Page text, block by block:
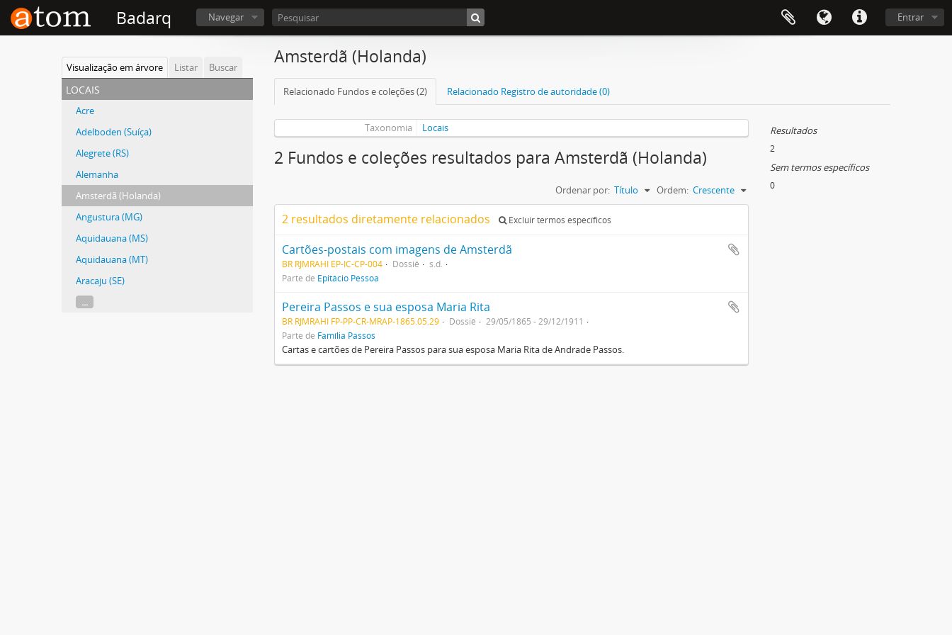
Badarq Navegar Entrar
Visualização em árvore Listar Buscar
locais
Acre
Adelboden (Suíça)
Alegrete (RS)
Alemanha
Amsterdã (Holanda)
Angustura (MG)
Aquidauana (MS)
Aquidauana (MT)
Aracaju (SE)
...
Amsterdã (Holanda)
Relacionado Fundos e coleções (2) Relacionado Registro de autoridade (0)
Taxonomia Locais
2 Fundos e coleções resultados para Amsterdã (Holanda)
Ordenar por: Título Ordem: Crescente
2 resultados diretamente relacionados Excluir termos específicos
Cartões-postais com imagens de Amsterdã
BR RJMRAHI EP-IC-CP-004 Dossiê
s.d.
Parte de Epitácio Pessoa
Pereira Passos e sua esposa Maria Rita
BR RJMRAHI FP-PP-CR-MRAP-1865.05.29 Dossiê
29/05/1865 - 29/12/1911
Parte de Família Passos
Cartas e cartões de Pereira Passos para sua esposa Maria Rita de Andrade Passos.
Resultados
2
Sem termos específicos
0